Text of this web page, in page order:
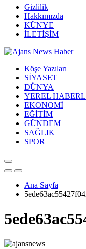
Gizlilik
Hakkımızda
KÜNYE
İLETİŞİM
Köşe Yazıları
SİYASET
DÜNYA
YEREL
EKONOMİ
EĞİTİM
GÜNDEM
SAĞLIK
SPOR
Ana Sayfa